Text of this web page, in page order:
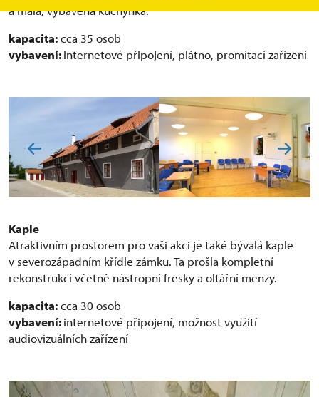
a malá, vybavená kuchyňka.
kapacita:cca 35 osob
vybavení:internetové připojení, plátno, promítací zařízení
Kaple
Atraktivním prostorem pro vaši akci je také bývalá kaple
v severozápadním křídle zámku. Ta prošla kompletní
rekonstrukcí včetně nástropní fresky a oltářní menzy.
kapacita:cca 30 osob
vybavení:internetové připojení, možnost využití
audiovizuálních zařízení